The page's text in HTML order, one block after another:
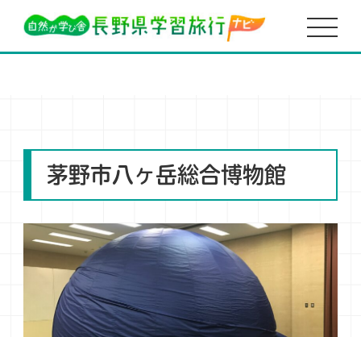
HOME
美術館・博物館・資料館
八ヶ岳総合博物館 プラネタリウム
茅野市八ヶ岳総合博物館